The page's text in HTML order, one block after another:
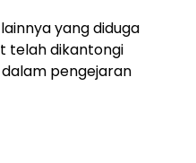
yang diduga
telah dikantongi
pengejaran